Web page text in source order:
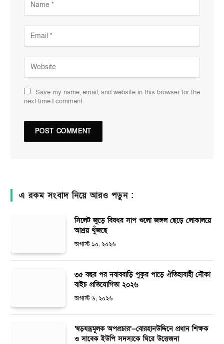
Save my name, email, and website in this browser for the
next time I comment.
এ রকম সংবাদ নিয়ে আরও পড়ুন :
সিলেট জুড়ে বিষধর সাপ গুলো জঙ্গল ছেড়ে লোকালয়ে
আশ্রয় খুঁজছে
অগাস্ট ১০, ২০২৬
৩৫ বছর পর নবাববাড়ি পুকুর পাড়ে ঐতিহ্যবাহী নৌকা
বাইচ প্রতিযোগিতা ২০২৬
অগাস্ট ৬, ২০২৬
‘ষড়যন্ত্রমূলক অপপ্রচার’—বোরহানউদ্দিনে প্রধান শিক্ষক
ও সাবেক ইউপি সদস্যকে ঘিরে উত্তেজনা